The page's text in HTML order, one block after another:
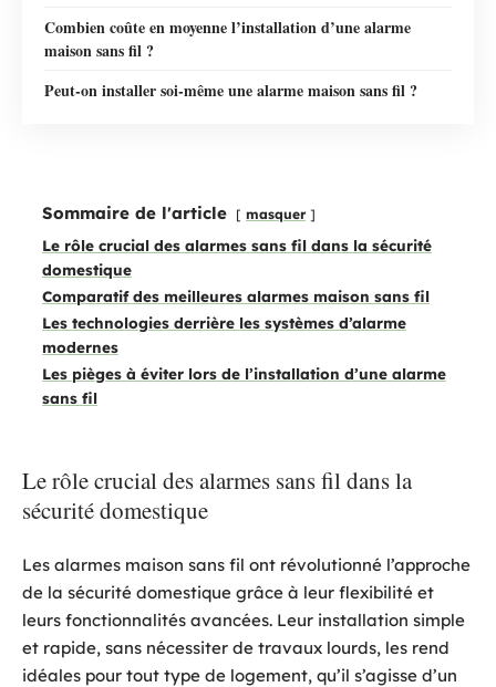
Combien coûte en moyenne l’installation d’une alarme
maison sans fil ?
Peut-on installer soi-même une alarme maison sans fil ?
Sommaire de l'article masquer
Le rôle crucial des alarmes sans fil dans la sécurité
domestique
Comparatif des meilleures alarmes maison sans fil
Les technologies derrière les systèmes d’alarme
modernes
Les pièges à éviter lors de l’installation d’une alarme
sans fil
Le rôle crucial des alarmes sans fil dans la
sécurité domestique
Les alarmes maison sans fil ont révolutionné l’approche
de la sécurité domestique grâce à leur flexibilité et
leurs fonctionnalités avancées. Leur installation simple
et rapide, sans nécessiter de travaux lourds, les rend
idéales pour tout type de logement, qu’il s’agisse d’un